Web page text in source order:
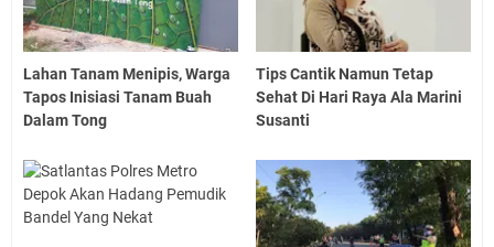
Lahan Tanam Menipis, Warga
Tapos Inisiasi Tanam Buah
Dalam Tong
Tips Cantik Namun Tetap
Sehat Di Hari Raya Ala Marini
Susanti